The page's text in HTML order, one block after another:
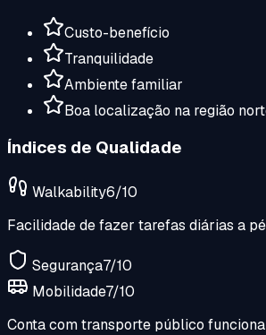
Custo-benefício
Tranquilidade
Ambiente familiar
Boa localização na região
Índices de Qualidade
Walkability6/10
Facilidade de fazer tarefas diárias a pé
Segurança7/10
Mobilidade7/10
Conta com transporte público